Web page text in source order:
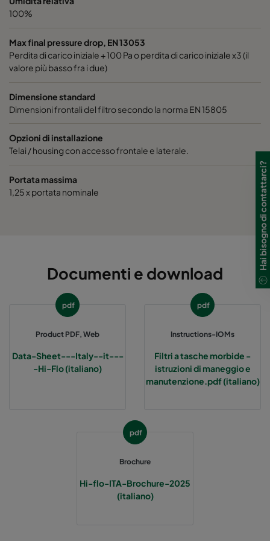
Hi-Flo 1060 :: 592x490x520-6-25 ePM10 60%
Hi-Flo 1060 :: 287x592x520-3-25
Hi-Flo 1060 :: 287x287x520-3-25
Hi-Flo 1060 :: 490x592x370-5-25 ePM10 60%
Hi-Flo 1060 :: 592x287x370-6-25 ePM10 60%
Hi-Flo 1060 :: 287x287x370-3-25 ePM10 60%
Hi-Flo 2550 :: 592x490x640-12-25
Hi-Flo 2550 :: 490x592x640-10-25
100%
Max final pressure drop, EN 13053
Perdita di carico iniziale + 100 Pa o perdita di carico iniziale x3 (il
valore più basso fra i due)
Dimensione standard
Dimensioni frontali del filtro secondo la norma EN 15805
Opzioni di installazione
Telai / housing con accesso frontale e laterale.
Portata massima
1,25 x portata nominale
Documenti e download
pdf
Product PDF, Web
Data-Sheet---Italy--it---
-Hi-Flo (italiano)
pdf
Instructions-IOMs
Filtri a tasche morbide -
istruzioni di maneggio e
manutenzione.pdf (italiano)
pdf
Brochure
Hi-flo-ITA-Brochure-2025
(italiano)
Hai bisogno di contattarci?